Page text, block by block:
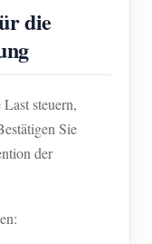
die
steuern,
Sie
der